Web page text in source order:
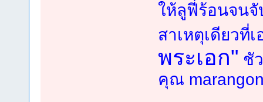
ให้ลูฟี่ร้อนจนจั
สาเหตุเดียวที่
พระเอก" ชั
คุณ